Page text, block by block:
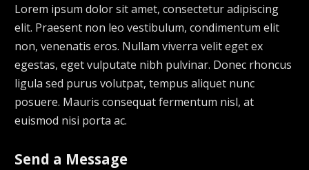
Lorem ipsum dolor sit amet, consectetur adipiscing
elit. Praesent non leo vestibulum, condimentum elit
non, venenatis eros. Nullam viverra velit eget ex
egestas, eget vulputate nibh pulvinar. Donec rhoncus
ligula sed purus volutpat, tempus aliquet nunc
posuere. Mauris consequat fermentum nisl, at
euismod nisi porta ac.
Send a Message